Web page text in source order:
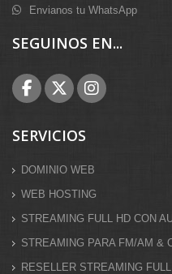
Envianos tu WhatsApp
SEGUINOS EN...
SERVICIOS
DOMINIO WEB
WEB HOSTING
STREAMING FULL HD CON
STREAMING PARA FM/AM &
RESELLER STREAMING